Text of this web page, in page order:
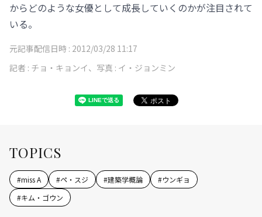
からどのような女優として成長していくのかが注目されて
いる。
元記事配信日時 : 2012/03/28 11:17
記者 : チョ・キョンイ、写真 : イ・ジョンミン
TOPICS
#miss A #ペ・スジ #建築学概論 #ウンギョ
#キム・ゴウン